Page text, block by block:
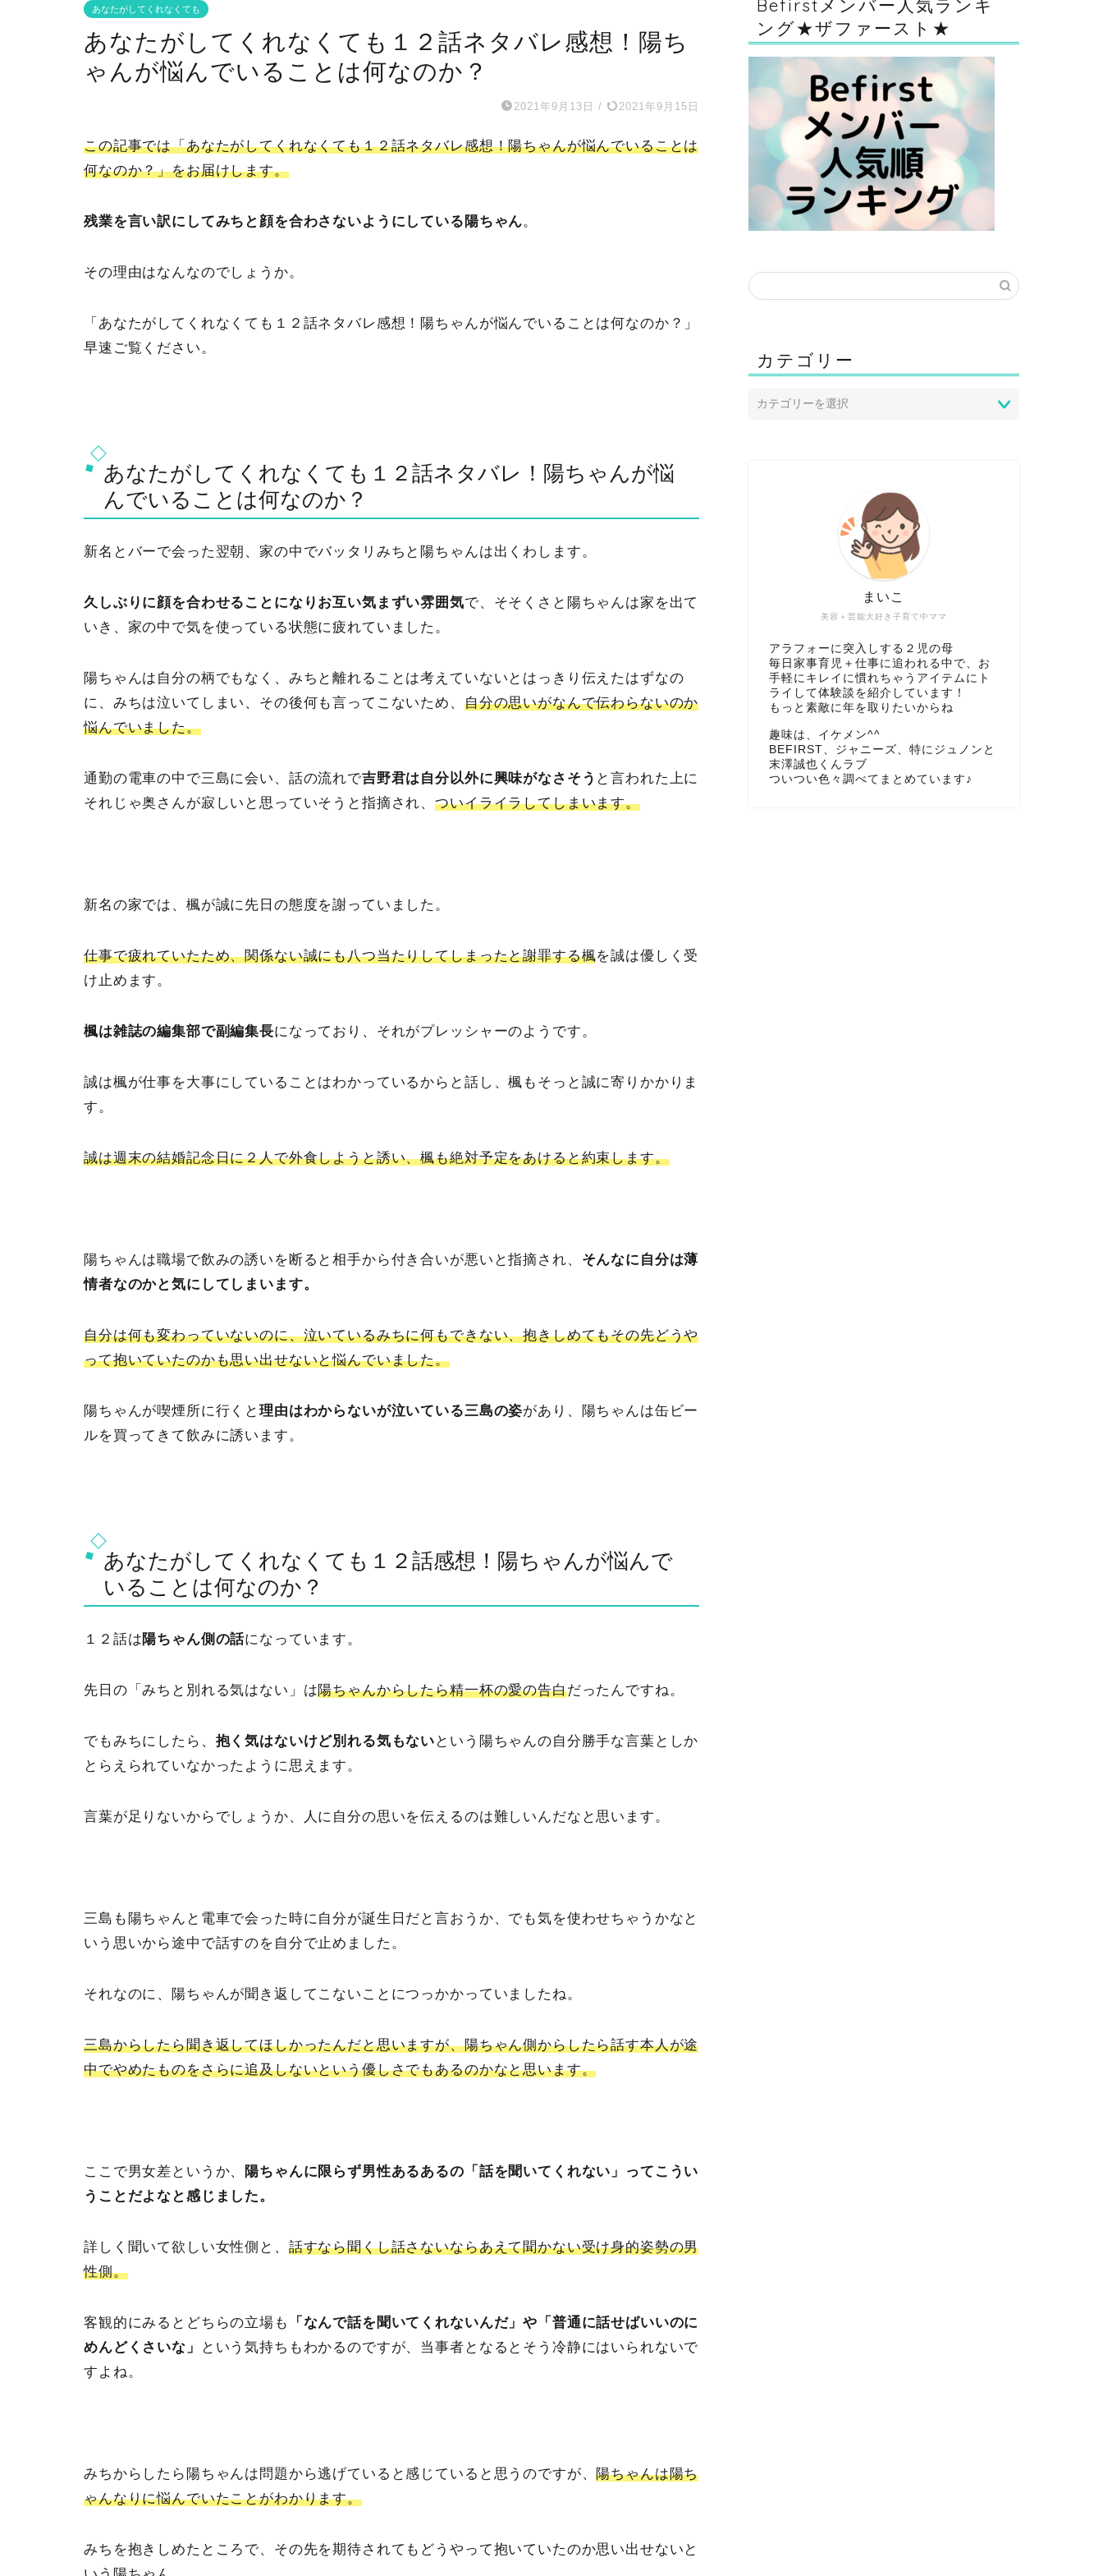
あなたがしてくれなくても
あなたがしてくれなくても１２話ネタバレ感想！陽ち
ゃんが悩んでいることは何なのか？
2021年9月13日 / 2021年9月15日
この記事では「あなたがしてくれなくても１２話ネタバレ感想！陽ちゃんが悩んでいることは
何なのか？」をお届けします。
残業を言い訳にしてみちと顔を合わさないようにしている陽ちゃん。
その理由はなんなのでしょうか。
「あなたがしてくれなくても１２話ネタバレ感想！陽ちゃんが悩んでいることは何なのか？」
早速ご覧ください。
あなたがしてくれなくても１２話ネタバレ！陽ちゃんが悩
んでいることは何なのか？
新名とバーで会った翌朝、家の中でバッタリみちと陽ちゃんは出くわします。
久しぶりに顔を合わせることになりお互い気まずい雰囲気で、そそくさと陽ちゃんは家を出て
いき、家の中で気を使っている状態に疲れていました。
陽ちゃんは自分の柄でもなく、みちと離れることは考えていないとはっきり伝えたはずなの
に、みちは泣いてしまい、その後何も言ってこないため、 自分の思いがなんで伝わらないのか
悩んでいました。
通勤の電車の中で三島に会い、話の流れで吉野君は自分以外に興味がなさそう と言われた上に
それじゃ奥さんが寂しいと思っていそうと指摘され、ついイライラしてしまいます。
新名の家では、楓が誠に先日の態度を謝っていました。
仕事で疲れていたため、関係ない誠にも八つ当たりしてしまったと謝罪する楓を誠は優しく受
け止めます。
楓は雑誌の編集部で副編集長になっており、それがプレッシャーのようです。
誠は楓が仕事を大事にしていることはわかっているからと話し、楓もそっと誠に寄りかかりま
す。
誠は週末の結婚記念日に２人で外食しようと誘い、楓も絶対予定をあけると約束します。
陽ちゃんは職場で飲みの誘いを断ると相手から付き合いが悪いと指摘され、 そんなに自分は薄
情者なのかと気にしてしまいます。
自分は何も変わっていないのに、泣いているみちに何もできない、抱きしめてもその先どうや
って抱いていたのかも思い出せないと悩んでいました。
陽ちゃんが喫煙所に行くと理由はわからないが泣いている三島の姿があり、陽ちゃんは缶ビー
ルを買ってきて飲みに誘います。
あなたがしてくれなくても１２話感想！陽ちゃんが悩んで
いることは何なのか？
１２話は陽ちゃん側の話になっています。
先日の「みちと別れる気はない」は陽ちゃんからしたら精一杯の愛の告白だったんですね。
でもみちにしたら、 抱く気はないけど別れる気もない という陽ちゃんの自分勝手な言葉としか
とらえられていなかったように思えます。
言葉が足りないからでしょうか、人に自分の思いを伝えるのは難しいんだなと思います。
三島も陽ちゃんと電車で会った時に自分が誕生日だと言おうか、でも気を使わせちゃうかなと
いう思いから途中で話すのを自分で止めました。
それなのに、陽ちゃんが聞き返してこないことにつっかかっていましたね。
三島からしたら聞き返してほしかったんだと思いますが、陽ちゃん側からしたら話す本人が途
中でやめたものをさらに追及しないという優しさでもあるのかなと思います。
ここで男女差というか、 陽ちゃんに限らず男性あるあるの「話を聞いてくれない」ってこうい
うことだよなと感じました。
詳しく聞いて欲しい女性側と、 話すなら聞くし話さないならあえて聞かない受け身的姿勢の男
性側。
客観的にみるとどちらの立場も
「なんで話を聞いてくれないんだ」や「普通に話せばいいのに
めんどくさいな」
という気持ちもわかるのですが、当事者となるとそう冷静にはいられないで
すよね。
みちからしたら陽ちゃんは問題から逃げていると感じていると思うのですが、陽ちゃんは陽ち
ゃんなりに悩んでいたことがわかります。
みちを抱きしめたところで、その先を期待されてもどうやって抱いていたのか思い出せないと
Befirstメンバー人気ランキ
ング★ザファースト★
カテゴリー
美容＋芸能大好き子育て中ママ
まいこ
アラフォーに突入しする２児の母
毎日家事育児＋仕事に追われる中で、お
手軽にキレイに慣れちゃうアイテムにト
ライして体験談を紹介しています！
もっと素敵に年を取りたいからね
趣味は、イケメン^^
BEFIRST、ジャニーズ、特にジュノンと
末澤誠也くんラブ
ついつい色々調べてまとめています♪